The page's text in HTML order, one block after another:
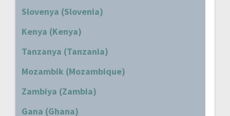
Slovenya (Slovenia)
Kenya (Kenya)
Tanzanya (Tanzania)
Mozambik (Mozambique)
Zambiya (Zambia)
Gana (Ghana)